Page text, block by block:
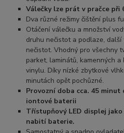
Válečky lze prát v pračce při
Dva různé režimy čištění plus
Otáčení válečku a množství
druhu nečistot a podlaze,
nečistot. Vhodný pro všechny
parket, laminátů, kamenných a
vinylu. Díky nízké zbytkové
minutách opět pochůzné.
Provozní doba cca. 45
iontové baterii
Třístupňový LED displej
nabití baterie.